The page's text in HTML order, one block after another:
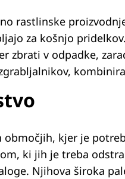
rastlinske
za košnjo
zbrati v odpadke,
območjih, kjer je
ki jih je treba
Njihova široka